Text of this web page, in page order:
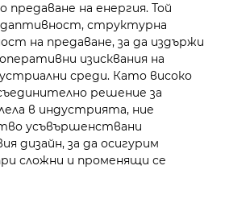
предаване на енергия. Той
структурна
на предаване, за да издържи
изисквания на
среди. Като високо
решение за
в индустрията, ние
усъвършенствани
дизайн, за да осигурим
сложни и променящи се